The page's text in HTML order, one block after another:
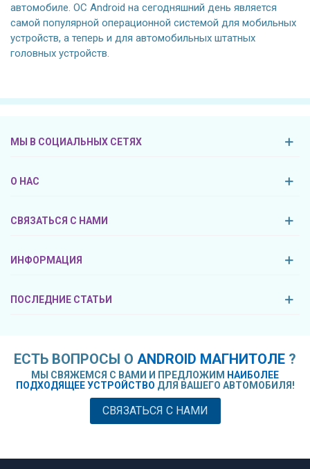
автомобиле. ОС Android на сегодняшний день является
самой популярной операционной системой для мобильных
устройств, а теперь и для автомобильных штатных
головных устройств.
МЫ В СОЦИАЛЬНЫХ СЕТЯХ
О НАС
СВЯЗАТЬСЯ С НАМИ
ИНФОРМАЦИЯ
ПОСЛЕДНИЕ СТАТЬИ
ЕСТЬ ВОПРОСЫ О ANDROID МАГНИТОЛЕ ?
МЫ СВЯЖЕМСЯ С ВАМИ И ПРЕДЛОЖИМ НАИБОЛЕЕ
ПОДХОДЯЩЕЕ УСТРОЙСТВО ДЛЯ ВАШЕГО АВТОМОБИЛЯ!
СВЯЗАТЬСЯ С НАМИ